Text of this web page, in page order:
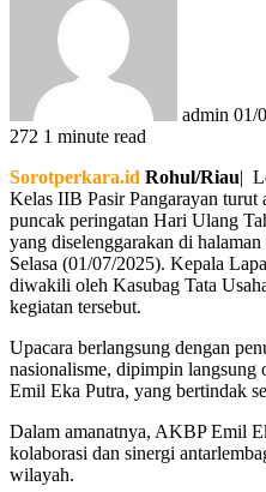
admin 01/
272 1 minute read
Sorotperkara.id Rohul/Riau|
Kelas IIB Pasir Pangarayan turut
puncak peringatan Hari Ulang
yang diselenggarakan di
Selasa (01/07/2025). Kepala
diwakili oleh Kasubag Tata
kegiatan tersebut.
Upacara berlangsung dengan
nasionalisme, dipimpin
Emil Eka Putra, yang bertindak
Dalam amanatnya, AKBP Emil
kolaborasi dan sinergi
wilayah.